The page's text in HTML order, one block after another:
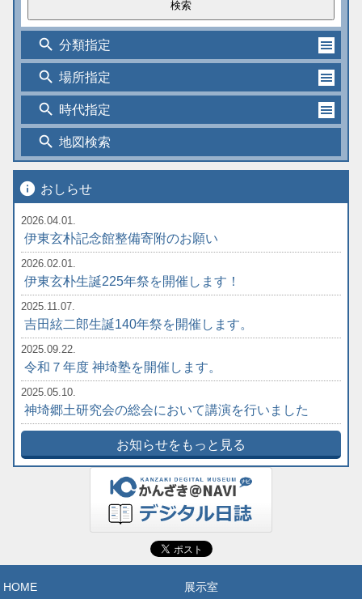
search 分類指定
search 場所指定
search 時代指定
search 地図検索
info おしらせ
2026.04.01.
伊東玄朴記念館整備寄附のお願い
2026.02.01.
伊東玄朴生誕225年祭を開催します！
2025.11.07.
吉田絃二郎生誕140年祭を開催します。
2025.09.22.
令和７年度 神埼塾を開催します。
2025.05.10.
神埼郷土研究会の総会において講演を行いました
お知らせをもっと見る
HOME 展示室